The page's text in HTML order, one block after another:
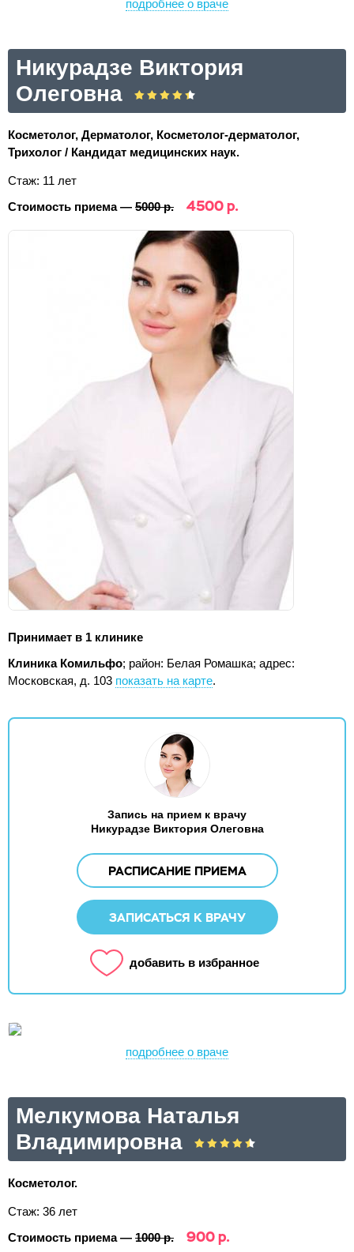
подробнее о враче
Никурадзе Виктория
Олеговна
Косметолог, Дерматолог, Косметолог-дерматолог,
Трихолог / Кандидат медицинских наук.
Стаж: 11 лет
Стоимость приема — 5000 р. 4500 р.
Принимает в 1 клинике
Клиника Комильфо; район: Белая Ромашка; адрес:
Московская, д. 103 показать на карте.
Запись на прием к врачу
Никурадзе Виктория Олеговна
РАСПИСАНИЕ ПРИЕМА
ЗАПИСАТЬСЯ К ВРАЧУ
добавить в избранное
подробнее о враче
Мелкумова Наталья
Владимировна
Косметолог.
Стаж: 36 лет
Стоимость приема — 1000 р. 900 р.